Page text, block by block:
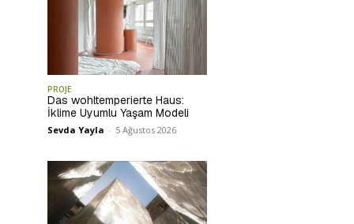
PROJE
Das wohltemperierte Haus:
İklime Uyumlu Yaşam Modeli
Sevda Yayla - 5 Ağustos 2026